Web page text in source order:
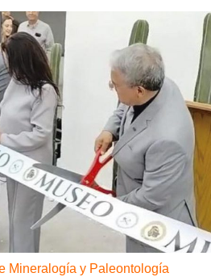
Mineralogía y Paleontología